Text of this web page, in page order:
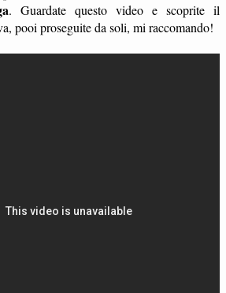
. Guardate questo video e scoprite il
pooi proseguite da soli, mi raccomando!